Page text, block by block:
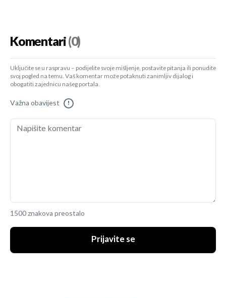
Komentari(0)
Uključite se u raspravu – podijelite svoje mišljenje, postavite pitanja ili ponudite
svoj pogled na temu. Vaš komentar može potaknuti zanimljiv dijalog i
obogatiti zajednicu našeg portala.
Važna obavijest !
1500 znakova preostalo
Prijavite se